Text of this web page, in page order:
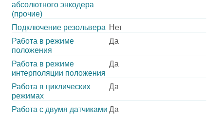
абсолютного энкодера
(прочие)
Подключение резольвера Нет
Работа в режиме
положения
Да
Работа в режиме
интерполяции положения
Да
Работа в циклических
режимах
Да
Работа с двумя датчиками Да